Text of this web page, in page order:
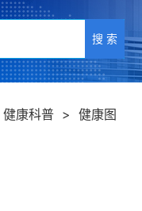
搜 索
健康科普 > 健康图